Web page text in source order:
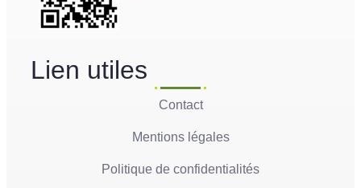
Lien utiles
Contact
Mentions légales
Politique de confidentialités